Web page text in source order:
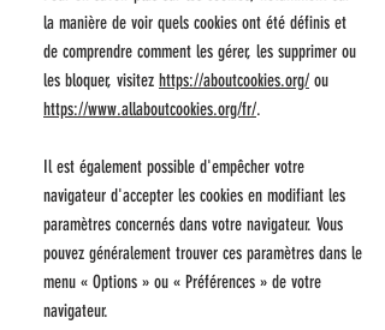
la manière de voir quels cookies ont été définis et
de comprendre comment les gérer, les supprimer ou
les bloquer, visitez https://aboutcookies.org/ ou
https://www.allaboutcookies.org/fr/.
Il est également possible d'empêcher votre
navigateur d'accepter les cookies en modifiant les
paramètres concernés dans votre navigateur. Vous
pouvez généralement trouver ces paramètres dans le
menu « Options » ou « Préférences » de votre
navigateur.